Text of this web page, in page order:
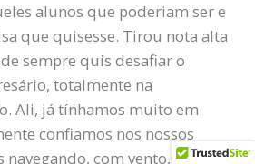
alunos que poderiam ser e
que quisesse. Tirou nota alta
sempre quis desafiar o
totalmente na
Ali, já tínhamos muito em
confiamos nos nossos
navegando, com vento, sem